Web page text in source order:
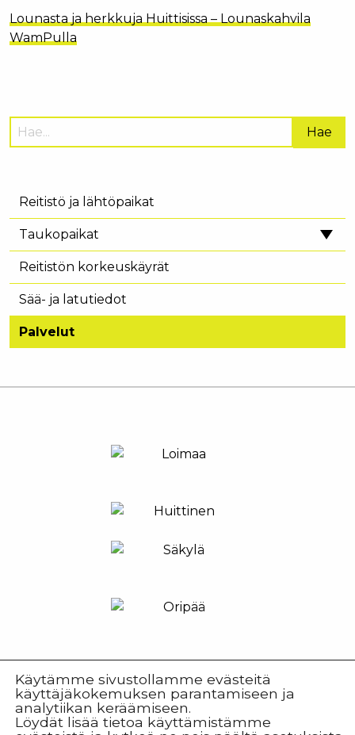
Lounasta ja herkkuja Huittisissa – Lounaskahvila
WamPulla
Hae
sivustolta:
Reitistö ja lähtöpaikat
Taukopaikat
Reitistön korkeuskäyrät
Sää- ja latutiedot
Palvelut
Käytämme sivustollamme evästeitä
käyttäjäkokemuksen parantamiseen ja
analytiikan keräämiseen.
Löydät lisää tietoa käyttämistämme